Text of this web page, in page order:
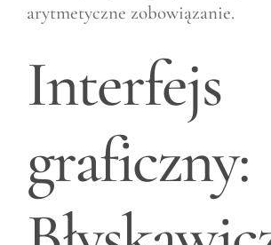
arytmetyczne zobowiązanie.
Interfejs
graficzny: